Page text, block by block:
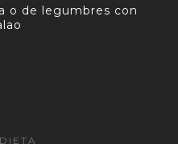
o de legumbres con